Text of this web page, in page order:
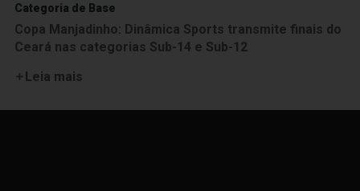
Categoria de Base
Copa Manjadinho: Dinâmica Sports transmite finais do
Ceará nas categorias Sub-14 e Sub-12
Leia mais